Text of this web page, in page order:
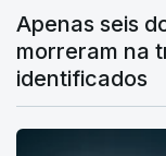
Apenas seis
morreram na
identificados